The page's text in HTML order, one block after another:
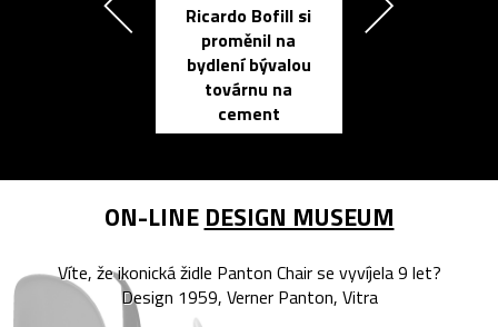
Ricardo Bofill si
proměnil na
bydlení bývalou
továrnu na
cement
ON-LINE DESIGN MUSEUM
Víte, že ikonická židle Panton Chair se vyvíjela 9 let?
Design 1959, Verner Panton, Vitra